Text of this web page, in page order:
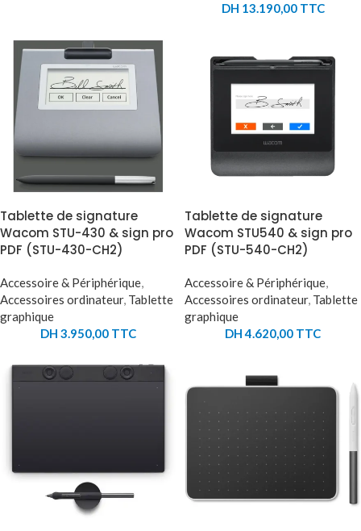
DH 13.190,00TTC
Tablette de signature
Wacom STU-430 & sign pro
PDF (STU-430-CH2)
Accessoire & Périphérique
Accessoires ordinateur, Tablette
graphique
DH 3.950,00 TTC
Tablette de signature
Wacom STU540 & sign pro
PDF (STU-540-CH2)
Accessoire & Périphérique
Accessoires ordinateur, Tablette
graphique
DH4.620,00 TTC